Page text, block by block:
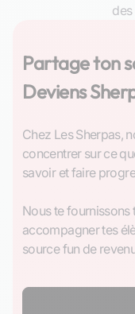
Partage ton
Deviens
Chez Les Sherpas,
concentrer sur ce
savoir et faire
Nous te fournissons
accompagner tes
source fun de